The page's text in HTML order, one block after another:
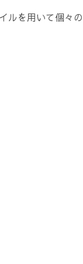
ルを用いて個々の